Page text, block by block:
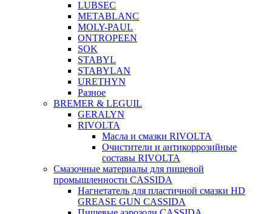
LUBSEC
METABLANC
MOLY-PAUL
ONTROPEEN
SOK
STABYL
STABYLAN
URETHYN
Разное
BREMER & LEGUIL
GERALYN
RIVOLTA
Масла и смазки RIVOLTA
Очистители и антикоррозийные
составы RIVOLTA
Смазочные материалы для пищевой
промышленности CASSIDA
Нагнетатель для пластичной смазки HD
GREASE GUN CASSIDA